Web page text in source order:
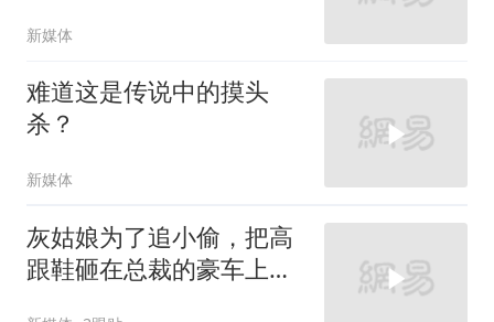
新媒体
难道这是传说中的摸头
杀？
新媒体
灰姑娘为了追小偷，把高
跟鞋砸在总裁的豪车上，